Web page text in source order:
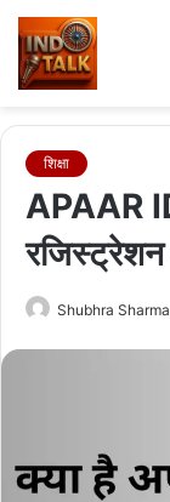
शिक्षा
APAAR
Shubhra Sharma